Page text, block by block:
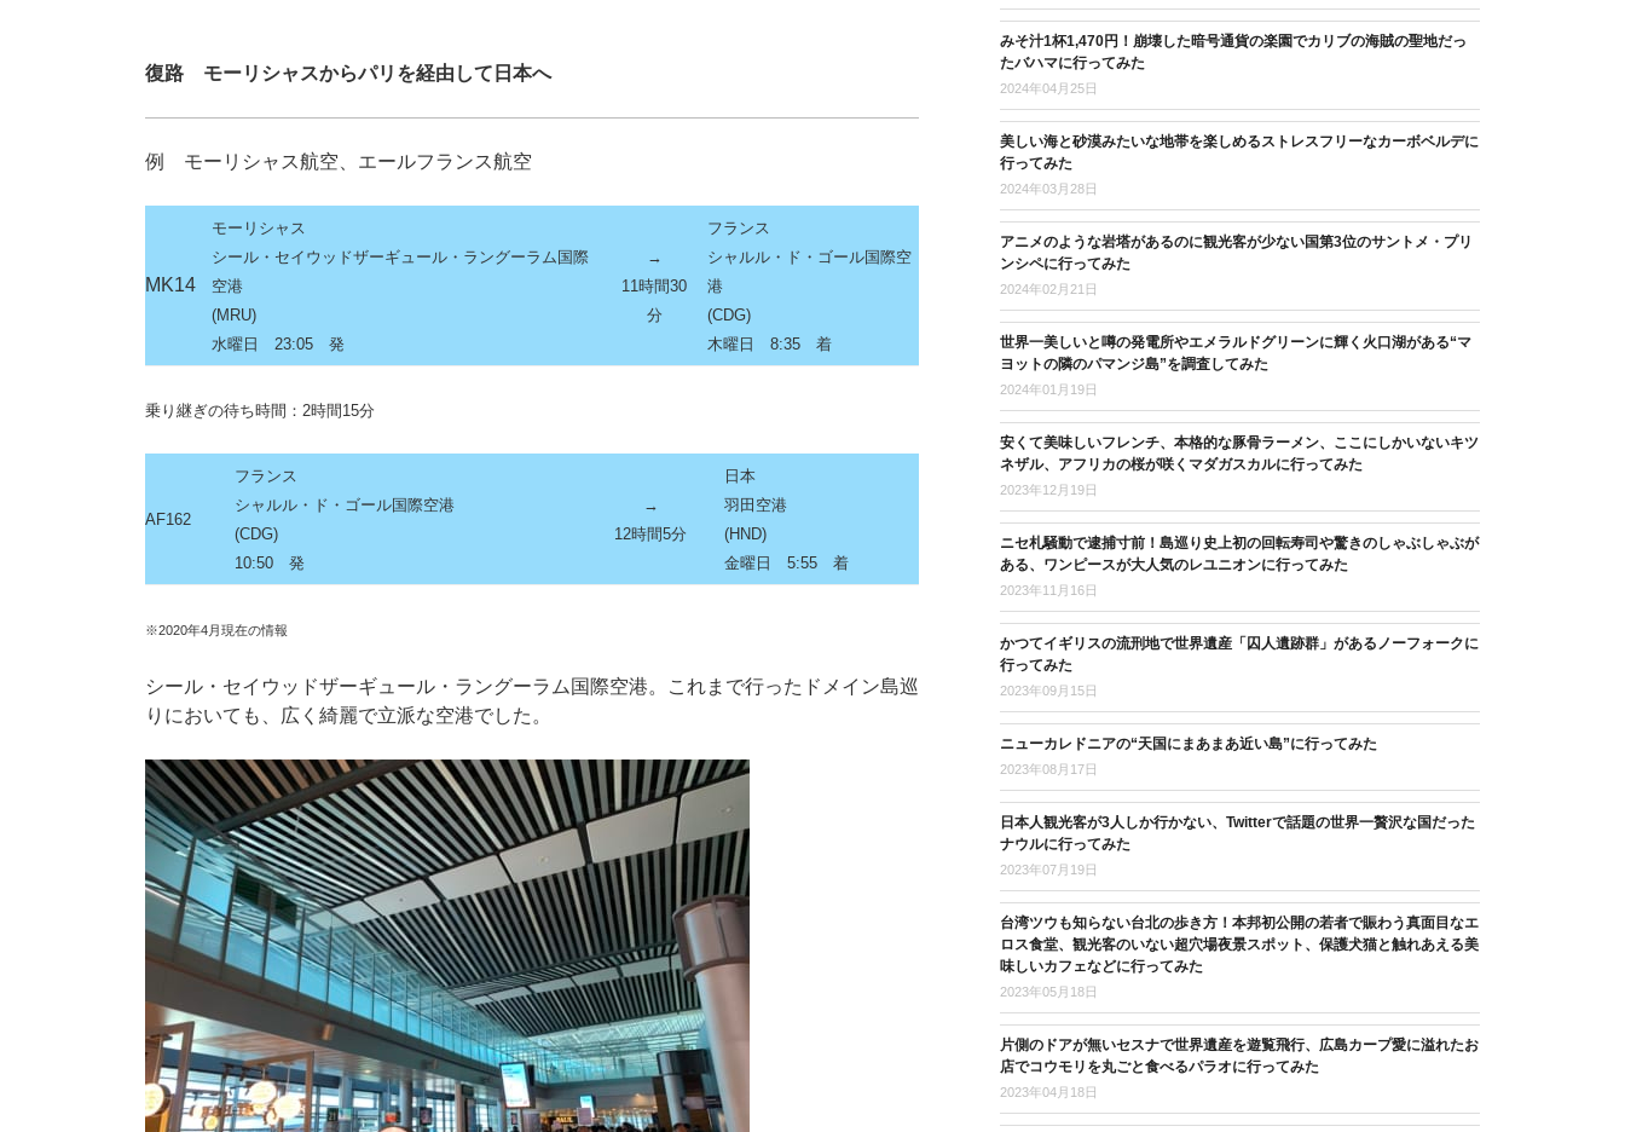
復路 モーリシャスからパリを経由して日本へ
例 モーリシャス航空、エールフランス航空
MK14
モーリシャス
シール・セイウッドザーギュール・ラングーラム国際
空港
(MRU)
水曜日 23:05 発
→
11時間30
分
フランス
シャルル・ド・ゴール国際空
港
(CDG)
木曜日 8:35 着
乗り継ぎの待ち時間：2時間15分
AF162
フランス
シャルル・ド・ゴール国際空港
(CDG)
10:50 発
→
12時間5分
日本
羽田空港
(HND)
金曜日 5:55 着
※2020年4月現在の情報
シール・セイウッドザーギュール・ラングーラム国際空港。これまで行ったドメイン島巡
りにおいても、広く綺麗で立派な空港でした。
みそ汁1杯1,470円！崩壊した暗号通貨の楽園でカリブの海賊の聖地だっ
たバハマに行ってみた
2024年04月25日
美しい海と砂漠みたいな地帯を楽しめるストレスフリーなカーボベルデに
行ってみた
2024年03月28日
アニメのような岩塔があるのに観光客が少ない国第3位のサントメ・プリ
ンシペに行ってみた
2024年02月21日
世界一美しいと噂の発電所やエメラルドグリーンに輝く火口湖がある“マ
ヨットの隣のパマンジ島”を調査してみた
2024年01月19日
安くて美味しいフレンチ、本格的な豚骨ラーメン、ここにしかいないキツ
ネザル、アフリカの桜が咲くマダガスカルに行ってみた
2023年12月19日
ニセ札騒動で逮捕寸前！島巡り史上初の回転寿司や驚きのしゃぶしゃぶが
ある、ワンピースが大人気のレユニオンに行ってみた
2023年11月16日
かつてイギリスの流刑地で世界遺産「囚人遺跡群」があるノーフォークに
行ってみた
2023年09月15日
ニューカレドニアの“天国にまあまあ近い島”に行ってみた
2023年08月17日
日本人観光客が3人しか行かない、Twitterで話題の世界一贅沢な国だった
ナウルに行ってみた
2023年07月19日
台湾ツウも知らない台北の歩き方！本邦初公開の若者で賑わう真面目なエ
ロス食堂、観光客のいない超穴場夜景スポット、保護犬猫と触れあえる美
味しいカフェなどに行ってみた
2023年05月18日
片側のドアが無いセスナで世界遺産を遊覧飛行、広島カープ愛に溢れたお
店でコウモリを丸ごと食べるパラオに行ってみた
2023年04月18日